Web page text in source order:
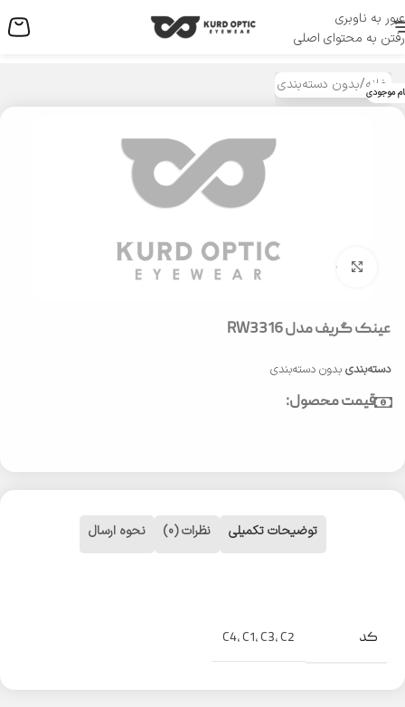
عبور به ناوبری
رفتن به محتوای اصلی
منو
خانه/بدون دسته‌بندی موجودی
بزرگنمایی تصویر
عینک گریف مدل RW3316
دسته‌بندی بدون دسته‌بندی
قیمت محصول:
توضیحات تکمیلی نظرات (0) نحوه ارسال
کد C4,C1,C3,C2